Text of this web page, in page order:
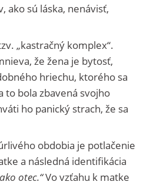
ako sú láska, nenávisť,
„kastračný komplex“.
že žena je bytosť,
hriechu, ktorého sa
to bola zbavená svojho
ho panický strach, že sa
obdobia je potlačenie
a následná identifikácia
otec.“Vo vzťahu k matke